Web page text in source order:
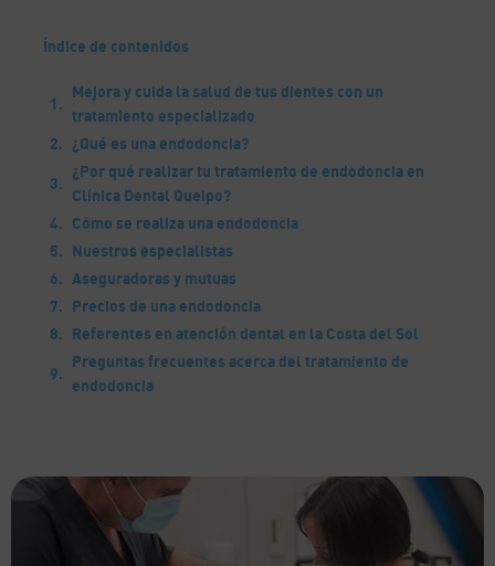
Índice de contenidos
Mejora y cuida la salud de tus dientes con un
tratamiento especializado
¿Qué es una endodoncia?
¿Por qué realizar tu tratamiento de endodoncia en
Clínica Dental Queipo?
Cómo se realiza una endodoncia
Nuestros especialistas
Aseguradoras y mutuas
Precios de una endodoncia
Referentes en atención dental en la Costa del Sol
Preguntas frecuentes acerca del tratamiento de
endodoncia